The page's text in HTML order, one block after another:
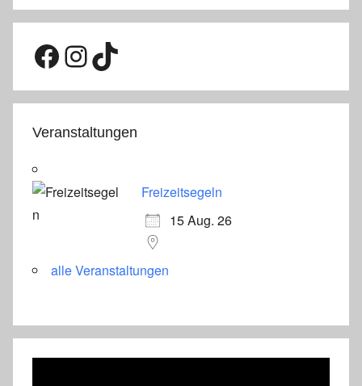
Facebook
Instagram
TikTok
Veranstaltungen
Freizeitsegeln
15 Aug. 26
alle Veranstaltungen